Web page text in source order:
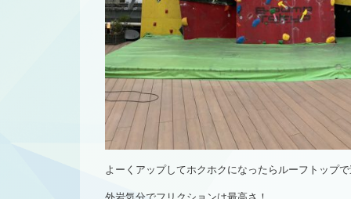
よーくアップしてホクホクになったらルーフトップ